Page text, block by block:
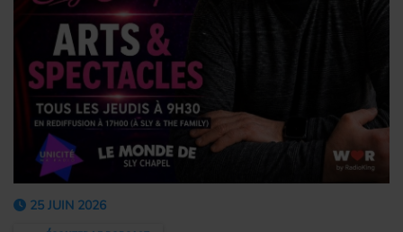
25 JUIN 2026